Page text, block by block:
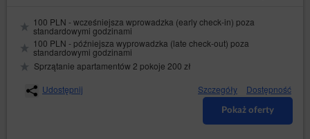
100 PLN - wcześniejsza wprowadzka (early check-in) poza
standardowymi godzinami
100 PLN - późniejsza wyprowadzka (late check-out) poza
standardowymi godzinami
Sprzątanie apartamentów 2 pokoje 200 zł
Udostępnij
Szczegóły Dostępność
Pokaż oferty